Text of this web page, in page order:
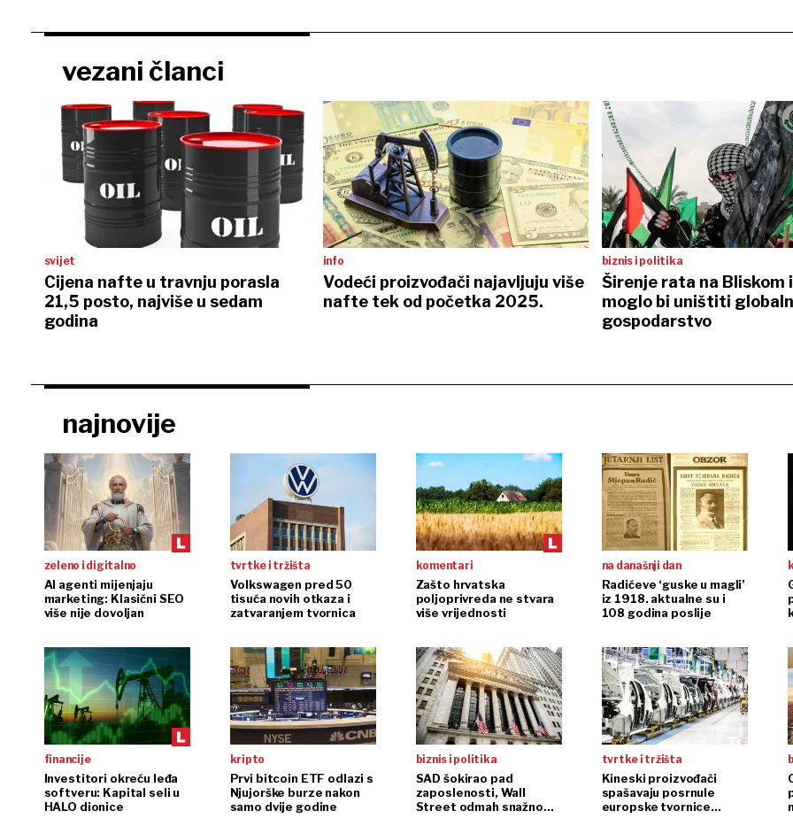
vezani članci
svijet
Cijena nafte u travnju porasla
21,5 posto, najviše u sedam
godina
info
Vodeći proizvođači najavljuju više
nafte tek od početka 2025.
biznis i politika
Širenje rata na Bliskom
moglo bi uništiti
gospodarstvo
najnovije
zeleno i digitalno
AI agenti mijenjaju
marketing: Klasični SEO
više nije dovoljan
tvrtke i tržišta
Volkswagen pred 50
tisuća novih otkaza i
zatvaranjem tvornica
komentari
Zašto hrvatska
poljoprivreda ne stvara
više vrijednosti
na današnji dan
Radićeve ‘guske u magli’
iz 1918. aktualne su i
108 godina poslije
financije
Investitori okreću leđa
softveru: Kapital seli u
HALO dionice
kripto
Prvi bitcoin ETF odlazi s
Njujorške burze nakon
samo dvije godine
biznis i politika
SAD šokirao pad
zaposlenosti, Wall
Street odmah snažno
tvrtke i tržišta
Kineski proizvođači
spašavaju posrnule
europske tvornice